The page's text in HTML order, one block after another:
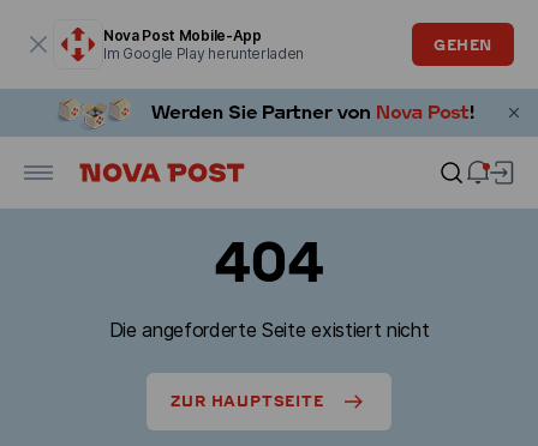
Nova Post Mobile-App
Im Google Play herunterladen
GEHEN
404
Die angeforderte Seite existiert nicht
ZUR HAUPTSEITE